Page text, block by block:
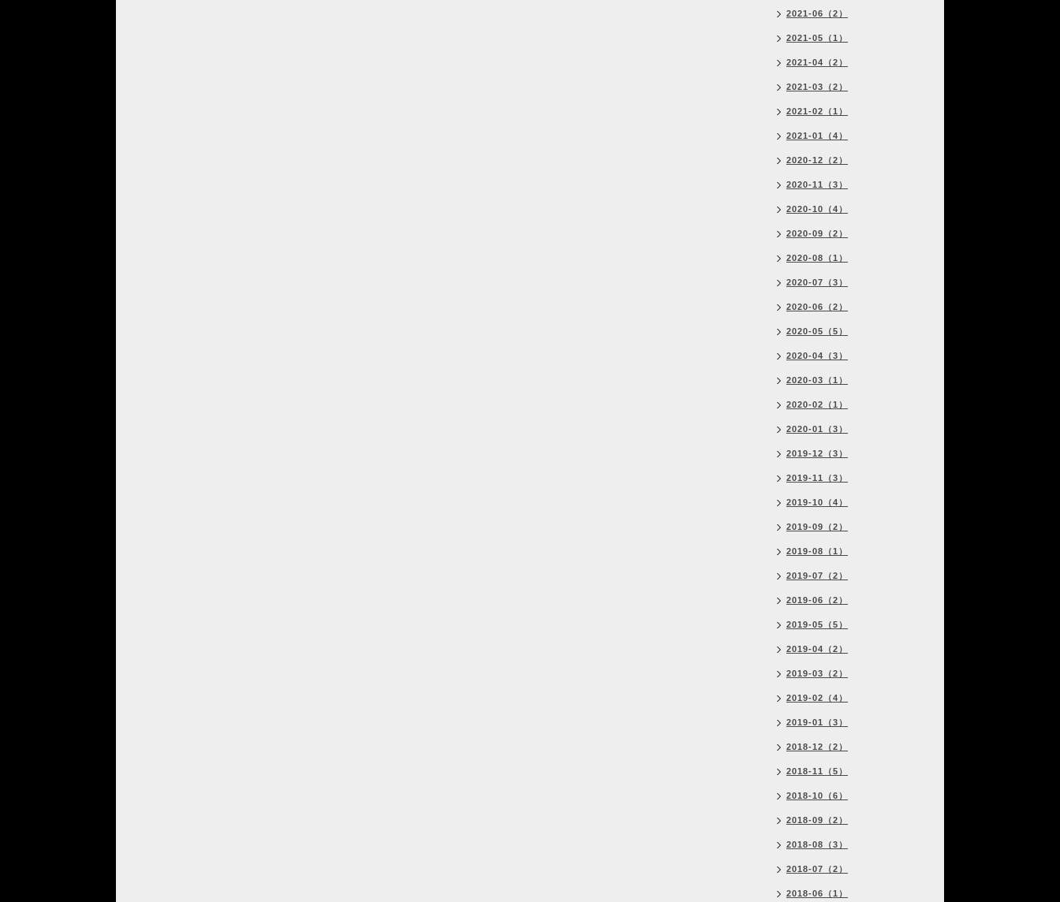
2021-06（2）
2021-05（1）
2021-04（2）
2021-03（2）
2021-02（1）
2021-01（4）
2020-12（2）
2020-11（3）
2020-10（4）
2020-09（2）
2020-08（1）
2020-07（3）
2020-06（2）
2020-05（5）
2020-04（3）
2020-03（1）
2020-02（1）
2020-01（3）
2019-12（3）
2019-11（3）
2019-10（4）
2019-09（2）
2019-08（1）
2019-07（2）
2019-06（2）
2019-05（5）
2019-04（2）
2019-03（2）
2019-02（4）
2019-01（3）
2018-12（2）
2018-11（5）
2018-10（6）
2018-09（2）
2018-08（3）
2018-07（2）
2018-06（1）